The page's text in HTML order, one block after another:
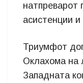
натпреварот
асистенции
Триумфот
Оклахома на
Западната